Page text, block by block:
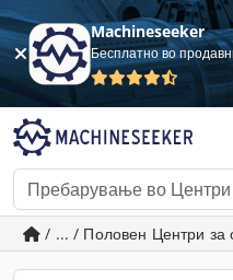
Machineseeker
/ ... / Половен Центри за